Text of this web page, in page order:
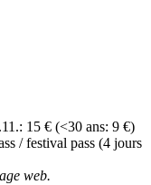
15 € (<30 ans: 9 €)
/ festival pass (4 jours
web.